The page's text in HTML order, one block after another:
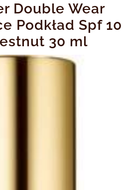
Double Wear
Podkład Spf 10
30 ml